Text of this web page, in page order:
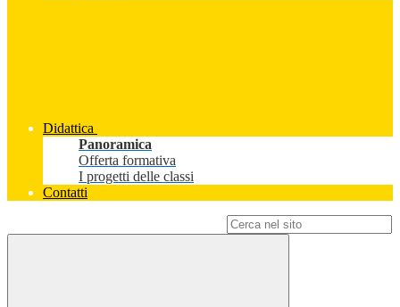
Didattica
Panoramica
Offerta formativa
I progetti delle classi
Contatti